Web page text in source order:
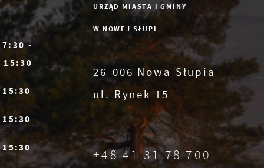
7:30 -
15:30
URZĄD MIASTA I GMINY
W NOWEJ SŁUPI
26-006 Nowa Słupia
ul. Rynek 15
+48 41 31 78 700